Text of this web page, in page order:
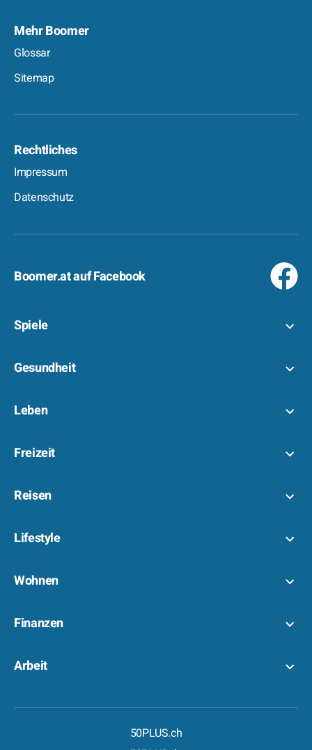
Mehr Boomer
Glossar
Sitemap
Rechtliches
Impressum
Datenschutz
Boomer.at auf Facebook
Spiele
Gesundheit
Leben
Freizeit
Reisen
Lifestyle
Wohnen
Finanzen
Arbeit
50PLUS.ch